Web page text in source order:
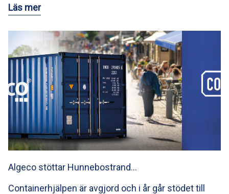
Läs mer
Algeco stöttar Hunnebostrand…
Containerhjälpen är avgjord och i år går stödet till